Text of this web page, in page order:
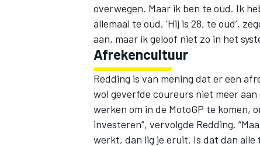
overwegen. Maar ik ben te oud. Ik
allemaal te oud. ‘Hij is 28, te oud’,
aan, maar ik geloof niet zo in het
Afrekencultuur
Redding is van mening dat er een
wol geverfde coureurs niet meer
werken om in de MotoGP te komen,
investeren”, vervolgde Redding.
werkt, dan lig je eruit. Is dat dan alle